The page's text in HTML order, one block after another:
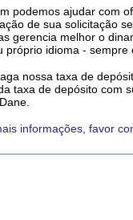
podemos ajudar com
de sua solicitação
gerencia melhor o
próprio idioma - sempre
nossa taxa de
taxa de depósito com
informações, favor